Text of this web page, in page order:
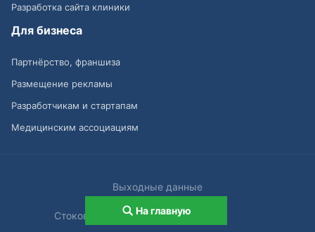
Разработка сайта клиники
Для бизнеса
Партнёрство, франшиза
Размещение рекламы
Разработчикам и стартапам
Медицинским ассоциациям
Выходные данные
Стоковые изображения от
На главную